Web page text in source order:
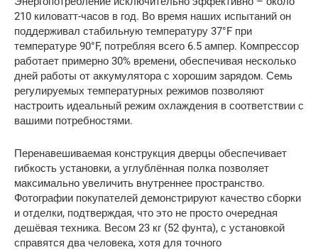
210 киловатт-часов в год. Во время наших испытаний он
поддерживал стабильную температуру 37°F при
температуре 90°F, потребляя всего 6.5 ампер. Компрессор
работает примерно 30% времени, обеспечивая несколько
дней работы от аккумулятора с хорошим зарядом. Семь
регулируемых температурных режимов позволяют
настроить идеальный режим охлаждения в соответствии с
вашими потребностями.
Перенавешиваемая конструкция дверцы обеспечивает
гибкость установки, а углублённая полка позволяет
максимально увеличить внутреннее пространство.
Фотографии покупателей демонстрируют качество сборки
и отделки, подтверждая, что это не просто очередная
дешёвая техника. Весом 23 кг (52 фунта), с установкой
справятся два человека, хотя для точного